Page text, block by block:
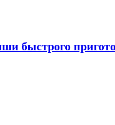
быстрого